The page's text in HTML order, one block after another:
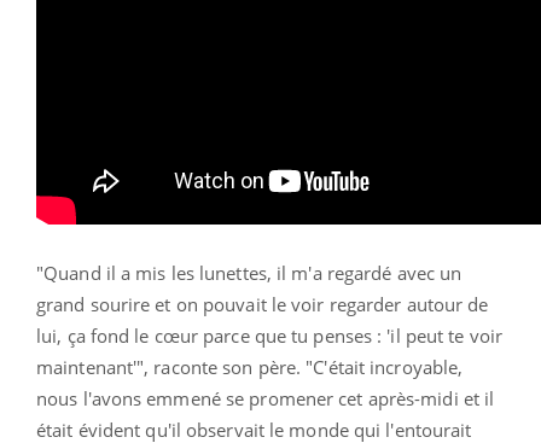
"Quand il a mis les lunettes, il m'a regardé avec un
grand sourire et on pouvait le voir regarder autour de
lui, ça fond le cœur parce que tu penses : 'il peut te voir
maintenant'", raconte son père. "C'était incroyable,
nous l'avons emmené se promener cet après-midi et il
était évident qu'il observait le monde qui l'entourait